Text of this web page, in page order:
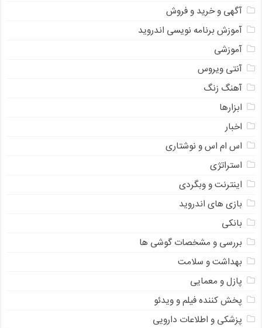
آگهی و خرید و فروش
آموزش برنامه نویسی اندروید
آموزشی
آنتی ویروس
آهنگ زنگ
ابزارها
اخبار
اس ام اس و نوشتاری
استراتژی
اینترنت و وبگردی
بازی های اندروید
بانکی
بررسی و مشخصات گوشی ها
بهداشت و سلامت
پازل و معمایی
پخش کننده فیلم و ویدئو
پزشکی و اطلاعات دارویی